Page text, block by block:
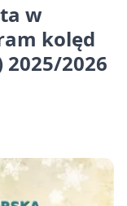
w
kolęd
2026